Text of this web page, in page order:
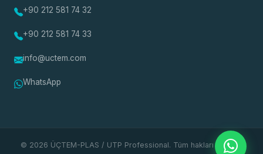
+90 212 581 74 32
+90 212 581 74 33
info@uctem.com
WhatsApp
© 2026 ÜÇTEM-PLAS / UTP Professional. Tüm hakları saklıdır.